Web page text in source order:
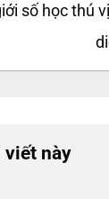
số học thú
viết này